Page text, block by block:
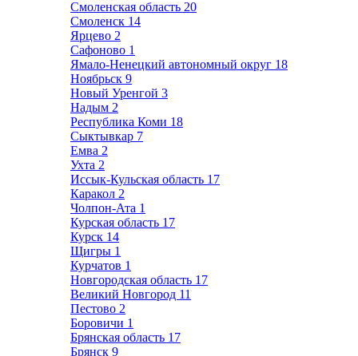
Смоленская область 20
Смоленск 14
Ярцево 2
Сафоново 1
Ямало-Ненецкий автономный округ 18
Ноябрьск 9
Новый Уренгой 3
Надым 2
Республика Коми 18
Сыктывкар 7
Емва 2
Ухта 2
Иссык-Кульская область 17
Каракол 2
Чолпон-Ата 1
Курская область 17
Курск 14
Щигры 1
Курчатов 1
Новгородская область 17
Великий Новгород 11
Пестово 2
Боровичи 1
Брянская область 17
Брянск 9